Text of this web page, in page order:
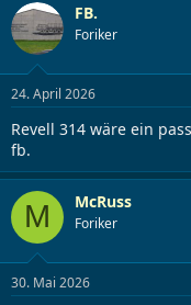
FB.
Foriker
24. April 2026
Revell 314 wäre ein
fb.
M McRuss
Foriker
30. Mai 2026